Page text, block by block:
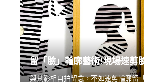
留「臉」輪廓藝術!現場速剪
與其影相自拍留念，不如速剪輪廓留